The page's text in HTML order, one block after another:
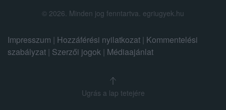
© 2026. Minden jog fenntartva. egriugyek.hu
Impresszum | Hozzáférési nyilatkozat | Kommentelési
szabályzat | Szerzői jogok | Médiaajánlat
Ugrás a lap tetejére